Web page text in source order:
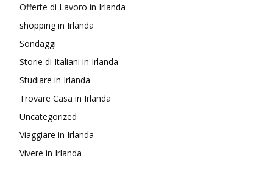
Offerte di Lavoro in Irlanda
shopping in Irlanda
Sondaggi
Storie di Italiani in Irlanda
Studiare in Irlanda
Trovare Casa in Irlanda
Uncategorized
Viaggiare in Irlanda
Vivere in Irlanda